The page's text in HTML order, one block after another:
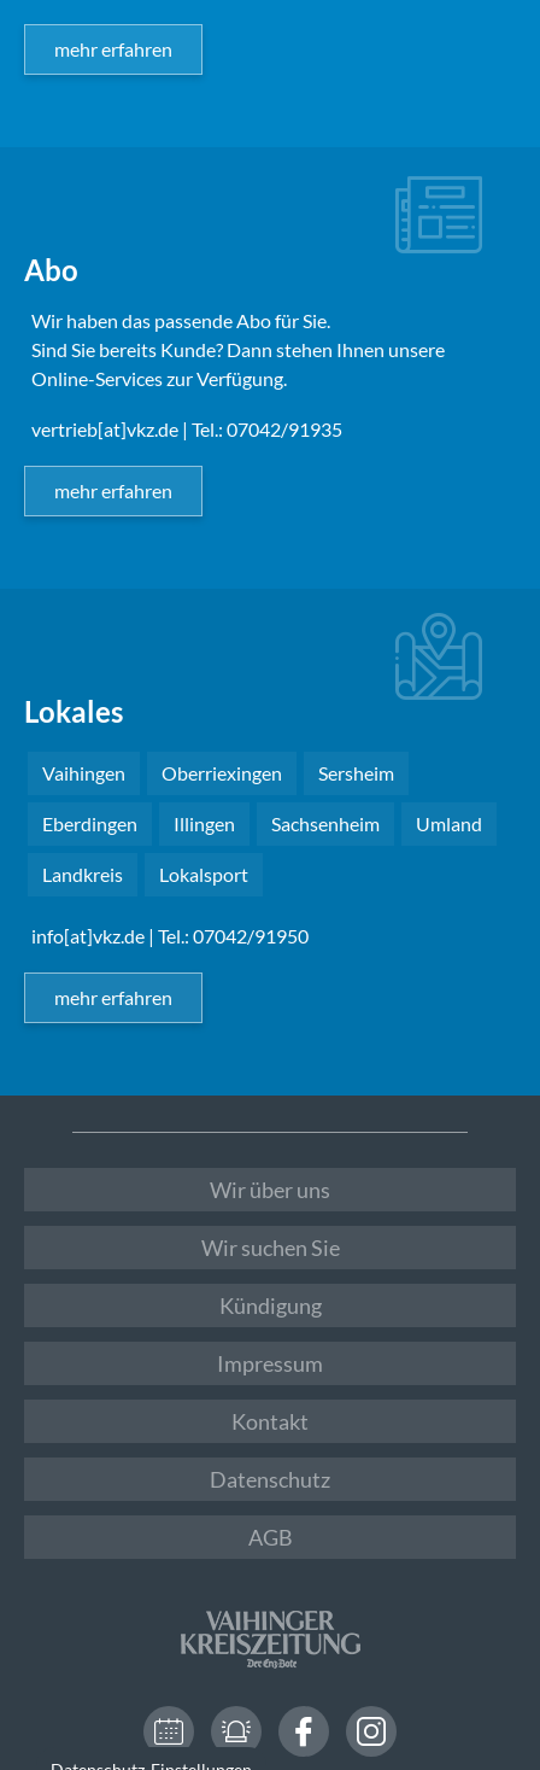
mehr erfahren
Abo
Wir haben das passende Abo für Sie.
Sind Sie bereits Kunde? Dann stehen Ihnen unsere
Online-Services zur Verfügung.
vertrieb[at]vkz.de | Tel.: 07042/91935
mehr erfahren
Lokales
Vaihingen Oberriexingen Sersheim
Eberdingen Illingen Sachsenheim Umland
Landkreis Lokalsport
info[at]vkz.de | Tel.: 07042/91950
mehr erfahren
Wir über uns
Wir suchen Sie
Kündigung
Impressum
Kontakt
Datenschutz
AGB